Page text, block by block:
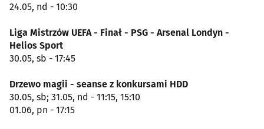
24.05, nd - 10:30
Liga Mistrzów UEFA - Finał - PSG - Arsenal Londyn -
Helios Sport
30.05, sb - 17:45
Drzewo magii - seanse z konkursami HDD
30.05, sb; 31.05, nd - 11:15, 15:10
01.06, pn - 17:15